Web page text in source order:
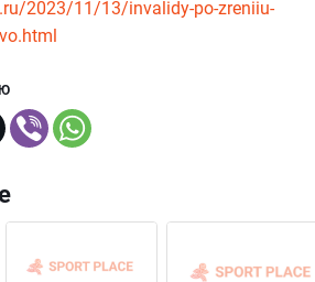
2023/11/13/invalidy-po-zreniiu-